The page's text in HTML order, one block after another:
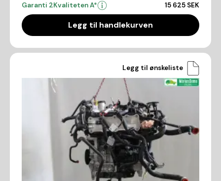
Garanti 2Kvaliteten A* 15 625 SEK
Legg til handlekurven
Legg til ønskeliste